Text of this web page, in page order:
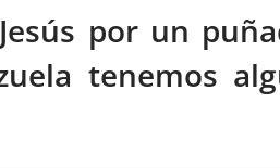
por un
tenemos